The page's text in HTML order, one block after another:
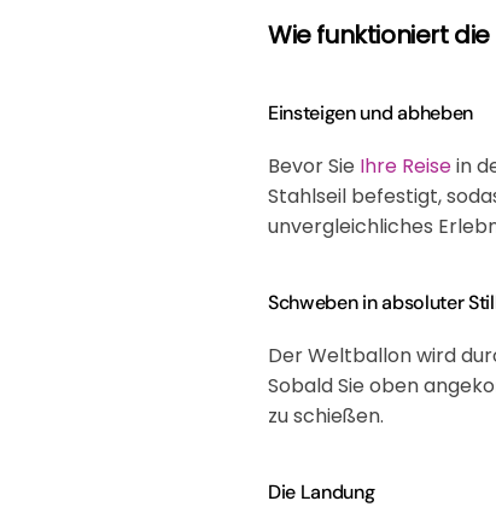
Wie funktioniert
Einsteigen und abheben
Bevor Sie Ihre Reisein
Stahlseil befestigt,
unvergleichliches
Schweben in absoluter
Der Weltballon wird
Sobald Sie oben
zu schießen.
Die Landung